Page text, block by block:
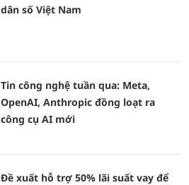
dân số Việt Nam
Tin công nghệ tuần qua: Meta,
OpenAI, Anthropic đồng loạt ra
công cụ AI mới
Đề xuất hỗ trợ 50% lãi suất vay để